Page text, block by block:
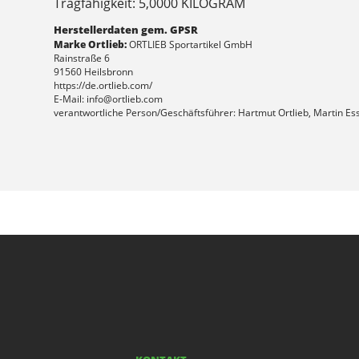
Herstellerdaten gem. GPSR
Marke Ortlieb:ORTLIEB Sportartikel GmbH
Rainstraße 6
91560 Heilsbronn
https://de.ortlieb.com/
E-Mail: info@ortlieb.com
verantwortliche Person/Geschäftsführer: Hartmut Ortlieb, Martin